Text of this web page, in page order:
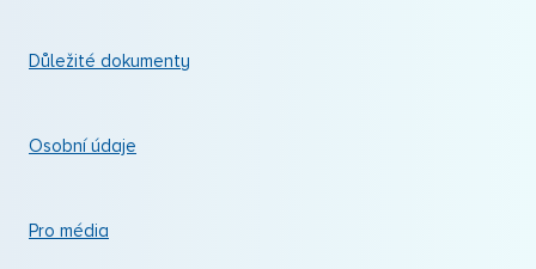
Důležité dokumenty
Osobní údaje
Pro média